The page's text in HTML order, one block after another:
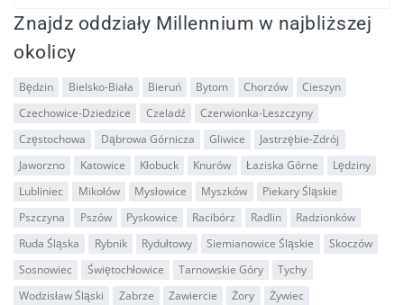
Znajdz oddziały Millennium w najbliższej
okolicy
Będzin Bielsko-Biała Bieruń Bytom Chorzów
Cieszyn
Czechowice-Dziedzice
Czeladź
Czerwionka-Leszczyny
Częstochowa
Dąbrowa Górnicza Gliwice
Jastrzębie-Zdrój
Jaworzno
Katowice Kłobuck Knurów Łaziska Górne
Lędziny
Lubliniec
Mikołów Mysłowice Myszków
Piekary Śląskie
Pszczyna
Pszów Pyskowice Racibórz Radlin
Radzionków
Ruda Śląska
Rybnik Rydułtowy Siemianowice Śląskie
Skoczów
Sosnowiec
Świętochłowice Tarnowskie Góry
Tychy
Wodzisław Śląski
Zabrze Zawiercie Żory Żywiec